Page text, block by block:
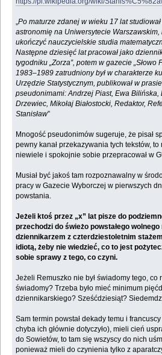
„Po maturze zdanej w wieku 17 lat
astronomię na Uniwersytecie
ukończyć nauczycielskie studia
Następne dziesięć lat pracował jako
tygodniku „Zorza”, potem w gazecie „Słowo
1983–1989 zatrudniony był w charakterze
Urzędzie Statystycznym, publikował w
pseudonimami: Andrzej Piast, Ewa Bilińska,
Drzewiec, Mikołaj Białostocki, Redaktor,
Stanisław”
Mnogość pseudonimów sugeruje, że pisał
pewny kanał przekazywania tych tekstów, to
niewiele i spokojnie sobie przepracował w
Musiał być jakoś tam rozpoznawalny w
pracy w Gazecie Wyborczej w pierwszych
powstania.
Jeżeli ktoś przez „x” lat pisze do
przechodzi do świeżo powstałego
dziennikarzem z czterdziestoletnim
idiotą, żeby nie wiedzieć, co to jest
sobie sprawy z tego, co czyni.
Jeżeli Remuszko nie był świadomy tego, co
świadomy? Trzeba było mieć minimum
dziennikarskiego? Sześćdziesiąt?
Sam termin powstał dekady temu i francuscy
chyba ich głównie dotyczyło), mieli cień
do Sowietów, to tam się wszyscy do nich
ponieważ mieli do czynienia tylko z